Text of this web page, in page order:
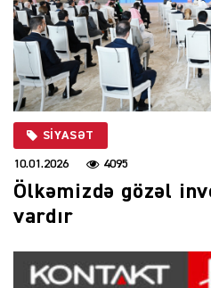
SIYASƏT
10.01.2026 4095
Ölkəmizdə gözəl
vardır